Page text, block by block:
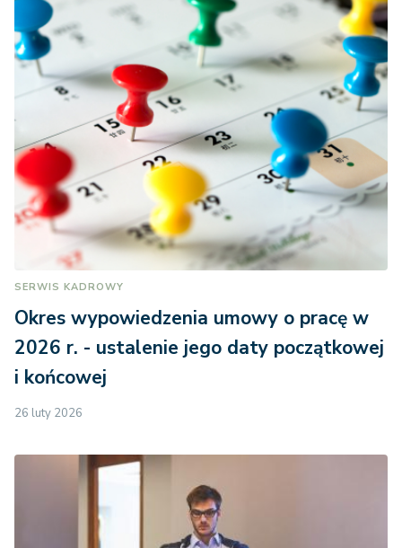
SERWIS KADROWY
Okres wypowiedzenia umowy o pracę w
2026 r. - ustalenie jego daty początkowej
i końcowej
26 luty 2026